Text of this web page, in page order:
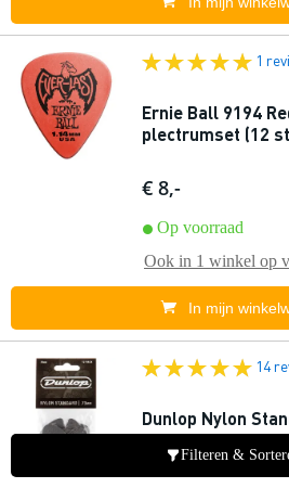
1
Ernie Ball 9194
plectrumset (12
€ 8,-
Op voorraad
Ook in 1 winkel op
In mijn
14
Dunlop Nylon
plectrumset grijs
Filteren &